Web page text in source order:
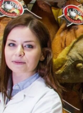
LANGHIRANO,
PROSCIUTTO